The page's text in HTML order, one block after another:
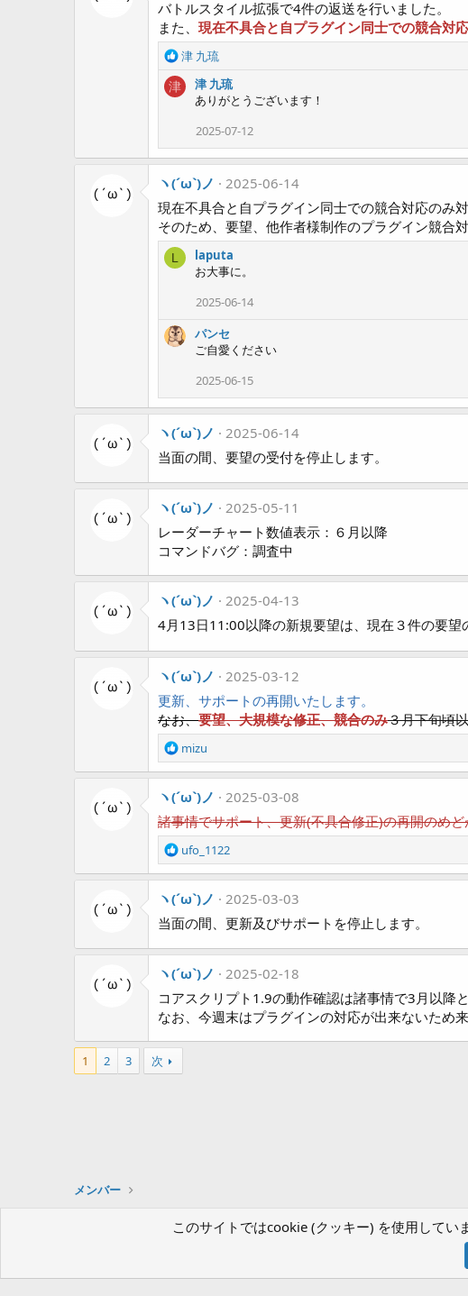
バトルスタイル拡張で4件の返送を行いました。
また、 現在不具合と自プラグイン同士での競合対
R
a
o
n
s
:
津 九琉
津
津 九琉
ありがとうございます！
2025-07-12
ヽ(´ω`)ノ
2025-06-14
現在不具合と自プラグイン同士での競合対応のみ
そのため、要望、他作者様制作のプラグイン競合
L
laputa
お大事に。
2025-06-14
パンセ
ご自愛ください
2025-06-15
ヽ(´ω`)ノ
2025-06-14
当面の間、要望の受付を停止します。
ヽ(´ω`)ノ
2025-05-11
レーダーチャート数値表示：６月以降
コマンドバグ：調査中
ヽ(´ω`)ノ
2025-04-13
4月13日11:00以降の新規要望は、現在３件の要望
ヽ(´ω`)ノ
2025-03-12
更新、サポートの再開いたします。
なお、要望、大規模な修正、競合のみ３月下旬頃
R
e
a
c
i
s
mizu
ヽ(´ω`)ノ
2025-03-08
諸事情でサポート、更新(不具合修正)の再開のめ
R
e
a
c
i
o
s
:
ufo_1122
ヽ(´ω`)ノ
2025-03-03
当面の間、更新及びサポートを停止します。
ヽ(´ω`)ノ
2025-02-18
コアスクリプト1.9の動作確認は諸事情で3月以降
なお、今週末はプラグインの対応が出来ないため
1 2 3 次
メンバー
ツクールフォーラム（β版） 日本語 (Japanese)
このサイトではcookie (クッキー) を使用してい